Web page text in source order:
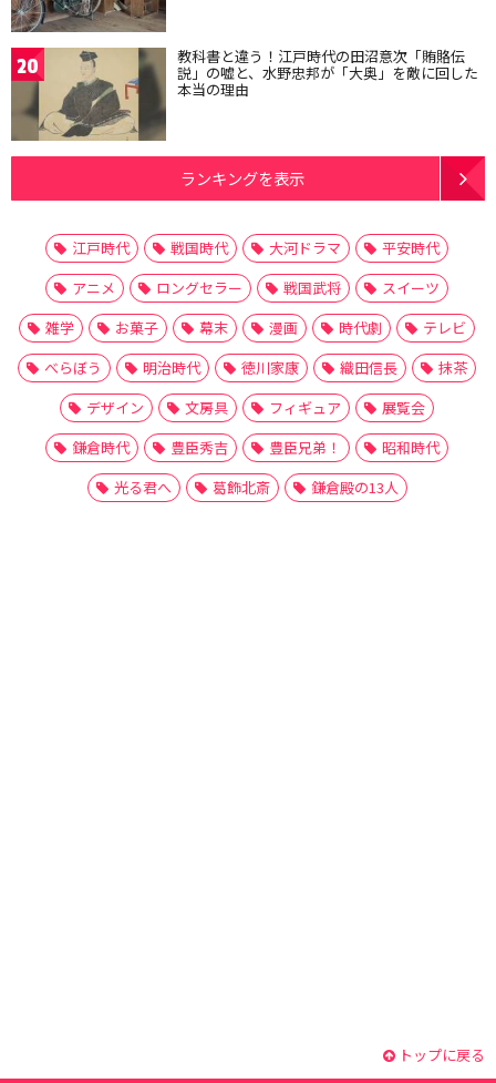
20 教科書と違う！江戸時代の田沼意次「賄賂伝
説」の嘘と、水野忠邦が「大奥」を敵に回した
本当の理由
ランキングを表示
江戸時代 戦国時代 大河ドラマ
平安時代
アニメ
ロングセラー 戦国武将
スイーツ
雑学
お菓子 幕末 漫画 時代劇
テレビ
べらぼう
明治時代 徳川家康 織田信長
抹茶
デザイン
文房具 フィギュア
展覧会
鎌倉時代
豊臣秀吉 豊臣兄弟！
昭和時代
光る君へ
葛飾北斎 鎌倉殿の13人
トップに戻る